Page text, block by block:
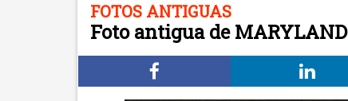
FOTOS ANTIGUAS
Foto antigua de MARYLAND